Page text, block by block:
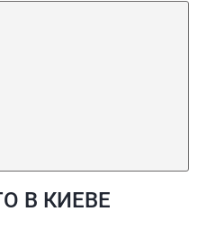
В КИЕВЕ